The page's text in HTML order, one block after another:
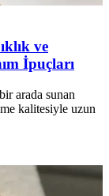
ve
İpuçları
arada sunan
kalitesiyle uzun